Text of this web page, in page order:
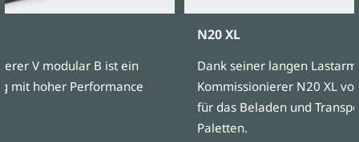
V modular B ist ein
mit hoher Performance
N20 XL
Dank seiner langen
Kommissionierer N20 XL
für das Beladen und
Paletten.